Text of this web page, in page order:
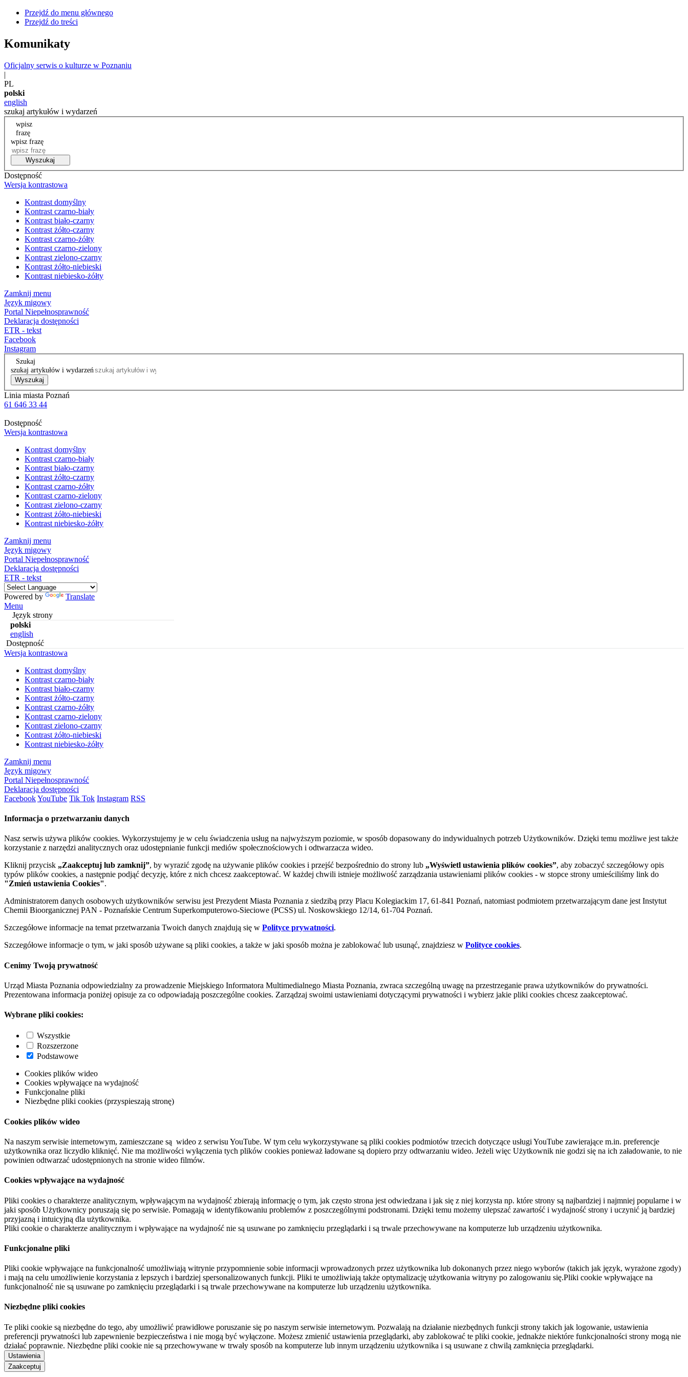
Przejdź do menu głównego
Przejdź do treści
Komunikaty
Oficjalny serwis o kulturze w Poznaniu
|
PL
polski
english
szukaj artykułów i wydarzeń
wpisz
frazę
wpisz frazę
Wyszukaj
Dostępność
Wersja kontrastowa
Kontrast domyślny
Kontrast czarno-biały
Kontrast biało-czarny
Kontrast żółto-czarny
Kontrast czarno-żółty
Kontrast czarno-zielony
Kontrast zielono-czarny
Kontrast żółto-niebieski
Kontrast niebiesko-żółty
Zamknij menu
Język migowy
Portal Niepełnosprawność
Deklaracja dostępności
ETR - tekst
Facebook
Instagram
Szukaj
szukaj artykułów i wydarzeń
Wyszukaj
Linia miasta Poznań
61 646 33 44
Dostępność
Wersja kontrastowa
Kontrast domyślny
Kontrast czarno-biały
Kontrast biało-czarny
Kontrast żółto-czarny
Kontrast czarno-żółty
Kontrast czarno-zielony
Kontrast zielono-czarny
Kontrast żółto-niebieski
Kontrast niebiesko-żółty
Zamknij menu
Język migowy
Portal Niepełnosprawność
Deklaracja dostępności
ETR - tekst
Powered by
Translate
Menu
Język strony
polski
english
Dostępność
Wersja kontrastowa
Kontrast domyślny
Kontrast czarno-biały
Kontrast biało-czarny
Kontrast żółto-czarny
Kontrast czarno-żółty
Kontrast czarno-zielony
Kontrast zielono-czarny
Kontrast żółto-niebieski
Kontrast niebiesko-żółty
Zamknij menu
Język migowy
Portal Niepełnosprawność
Deklaracja dostępności
FacebookYouTube Tik Tok Instagram RSS
Informacja o przetwarzaniu danych
Nasz serwis używa plików cookies. Wykorzystujemy je w celu świadczenia usług na najwyższym poziomie, w sposób dopasowany do indywidualnych potrzeb Użytkowników. Dzięki temu możliwe jest także
korzystanie z narzędzi analitycznych oraz udostępnianie funkcji mediów społecznościowych i odtwarzacza wideo.
Kliknij przycisk „Zaakceptuj lub zamknij”, by wyrazić zgodę na używanie plików cookies i przejść bezpośrednio do strony lub „Wyświetl ustawienia plików cookies”, aby zobaczyć szczegółowy opis
typów plików cookies, a następnie podjąć decyzję, które z nich chcesz zaakceptować. W każdej chwili istnieje możliwość zarządzania ustawieniami plików cookies - w stopce strony umieściliśmy link do
"Zmień ustawienia Cookies".
Administratorem danych osobowych użytkowników serwisu jest Prezydent Miasta Poznania z siedzibą przy Placu Kolegiackim 17, 61-841 Poznań, natomiast podmiotem przetwarzającym dane jest Instytut
Chemii Bioorganicznej PAN - Poznańskie Centrum Superkomputerowo-Sieciowe (PCSS) ul. Noskowskiego 12/14, 61-704 Poznań.
Szczegółowe informacje na temat przetwarzania Twoich danych znajdują się w Polityce prywatności.
Szczegółowe informacje o tym, w jaki sposób używane są pliki cookies, a także w jaki sposób można je zablokować lub usunąć, znajdziesz w Polityce cookies.
Cenimy Twoją prywatność
Urząd Miasta Poznania odpowiedzialny za prowadzenie Miejskiego Informatora Multimedialnego Miasta Poznania, zwraca szczególną uwagę na przestrzeganie prawa użytkowników do prywatności.
Prezentowana informacja poniżej opisuje za co odpowiadają poszczególne cookies. Zarządzaj swoimi ustawieniami dotyczącymi prywatności i wybierz jakie pliki cookies chcesz zaakceptować.
Wybrane pliki cookies:
Wszystkie
Rozszerzone
Podstawowe
Cookies plików wideo
Cookies wpływające na wydajność
Funkcjonalne pliki
Niezbędne pliki cookies (przyspieszają stronę)
Cookies plików wideo
Na naszym serwisie internetowym, zamieszczane są wideo z serwisu YouTube. W tym celu wykorzystywane są pliki cookies podmiotów trzecich dotyczące usługi YouTube zawierające m.in. preferencje
użytkownika oraz liczydło kliknięć. Nie ma możliwości wyłączenia tych plików cookies ponieważ ładowane są dopiero przy odtwarzaniu wideo. Jeżeli więc Użytkownik nie godzi się na ich załadowanie, to nie
powinien odtwarzać udostępnionych na stronie wideo filmów.
Cookies wpływające na wydajność
Pliki cookies o charakterze analitycznym, wpływającym na wydajność zbierają informację o tym, jak często strona jest odwiedzana i jak się z niej korzysta np. które strony są najbardziej i najmniej popularne i w
jaki sposób Użytkownicy poruszają się po serwisie. Pomagają w identyfikowaniu problemów z poszczególnymi podstronami. Dzięki temu możemy ulepszać zawartość i wydajność strony i uczynić ją bardziej
przyjazną i intuicyjną dla użytkownika.
Pliki cookie o charakterze analitycznym i wpływające na wydajność nie są usuwane po zamknięciu przeglądarki i są trwale przechowywane na komputerze lub urządzeniu użytkownika.
Funkcjonalne pliki
Pliki cookie wpływające na funkcjonalność umożliwiają witrynie przypomnienie sobie informacji wprowadzonych przez użytkownika lub dokonanych przez niego wyborów (takich jak język, wyrażone zgody)
i mają na celu umożliwienie korzystania z lepszych i bardziej spersonalizowanych funkcji. Pliki te umożliwiają także optymalizację użytkowania witryny po zalogowaniu się.Pliki cookie wpływające na
funkcjonalność nie są usuwane po zamknięciu przeglądarki i są trwale przechowywane na komputerze lub urządzeniu użytkownika.
Niezbędne pliki cookies
Te pliki cookie są niezbędne do tego, aby umożliwić prawidłowe poruszanie się po naszym serwisie internetowym. Pozwalają na działanie niezbędnych funkcji strony takich jak logowanie, ustawienia
preferencji prywatności lub zapewnienie bezpieczeństwa i nie mogą być wyłączone. Możesz zmienić ustawienia przeglądarki, aby zablokować te pliki cookie, jednakże niektóre funkcjonalności strony mogą nie
działać poprawnie. Niezbędne pliki cookie nie są przechowywane w trwały sposób na komputerze lub innym urządzeniu użytkownika i są usuwane z chwilą zamknięcia przeglądarki.
Ustawienia
Zaakceptuj